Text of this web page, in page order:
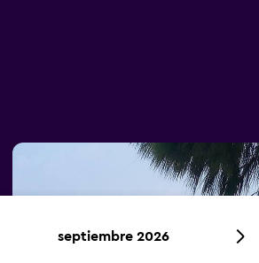
septiembre 2026